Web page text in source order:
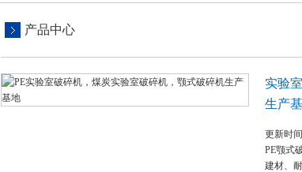
产品中心
实验
生产
更新时
PE颚式
建材、